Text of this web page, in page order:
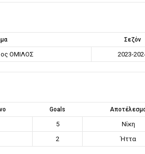
Σεζόν
ΟΜΙΛΟΣ 2023-
Goals
5
Νίκη
2 Ήττα